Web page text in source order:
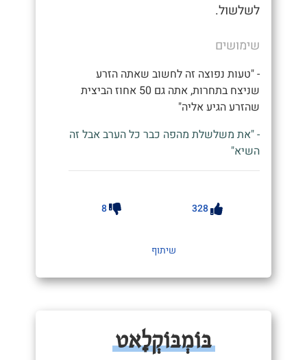
לשלשול.
שימושים
- "טעות נפוצה זה לחשוב שאתה הזרע
שניצח בתחרות, אתה גם 50 אחוז הביצית
שהזרע הגיע אליה"
- "את משלשלת מהפה כבר כל הערב אבל זה
השיא"
328
8
שיתוף
בּוֹמְבּוֹקְלָאט